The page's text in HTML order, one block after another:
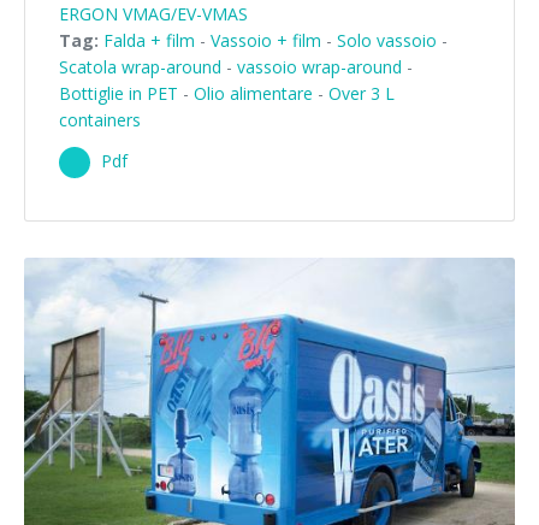
ERGON VMAG/EV-VMAS
Tag: Falda + film - Vassoio + film - Solo vassoio -
Scatola wrap-around - vassoio wrap-around -
Bottiglie in PET - Olio alimentare - Over 3 L
containers
Pdf